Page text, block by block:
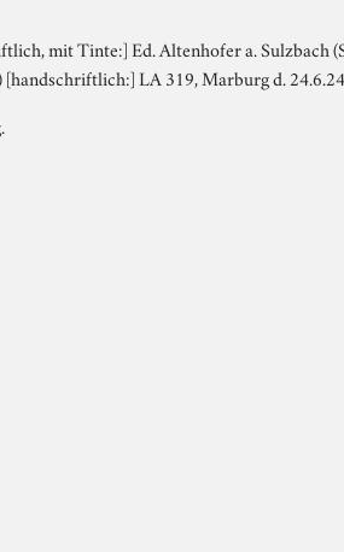
mit Tinte:] Ed. Altenhofer a. Sulzbach
[handschriftlich:] LA 319, Marburg d.